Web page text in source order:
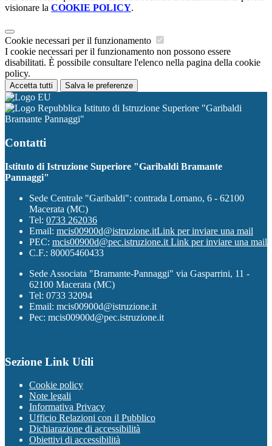
visionare la COOKIE POLICY.
Cookie necessari per il funzionamento
I cookie necessari per il funzionamento non possono essere
disabilitati. È possibile consultare l'elenco nella pagina della cookie
policy.
Accetta tutti Salva le preferenze
Istituto di Istruzione Superiore "Garibaldi
Bramante Pannaggi"
Contatti
Istituto di Istruzione Superiore "Garibaldi Bramante
Pannaggi"
Sede Centrale "Garibaldi": contrada Lornano, 6 - 62100
Macerata (MC)
Tel: 0733 262036
Email: mcis00900d@istruzione.itLink per inviare una mail
PEC: mcis00900d@pec.istruzione.it Link per inviare una mail
C.F.: 80005460433
Sede Associata "Bramante-Pannaggi" via Gasparrini, 11 -
62100 Macerata (MC)
Tel: 0733 32094
Email: mcis00900d@istruzione.it
Pec: mcis00900d@pec.istruzione.it
Sezione Link Utili
Cookie policy
Note legali
Informativa Privacy
Ufficio Relazioni con il Pubblico
Dichiarazione di accessibilità
Obiettivi di accessibilità